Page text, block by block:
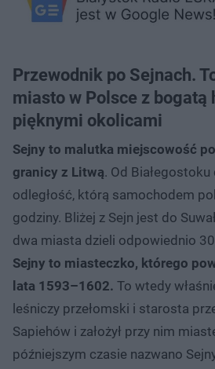
Przewodnik po Sejnach.
miasto w Polsce z bogatą
pięknymi okolicami
Sejny to malutka miejscowość
granicy z Litwą. Od
odległość, którą samochodem
godziny. Bliżej z Sejn jest do
dwa miasta dzieli odpowiednio
Sejny to miasteczko, którego
lata 1593–1602. To wtedy
leśniczy przełomski i starosta
Sapiehów i założył przy nim
późniejszym czasie nazwano